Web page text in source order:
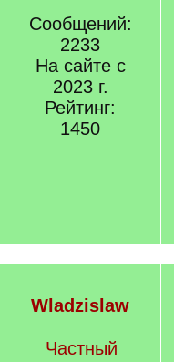
Сообщений:
2233
На сайте с
2023 г.
Рейтинг:
1450
Wladzislaw
Частный